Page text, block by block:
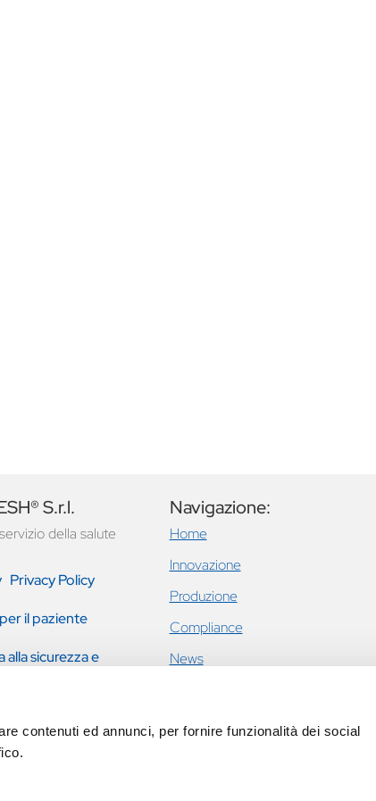
contenuti ed annunci, per fornire funzionalità dei social
S.r.l.
della salute
Privacy Policy
il paziente
alla sicurezza e
Navigazione:
Home
Innovazione
Produzione
Compliance
News
prolasso pavimento pelvico